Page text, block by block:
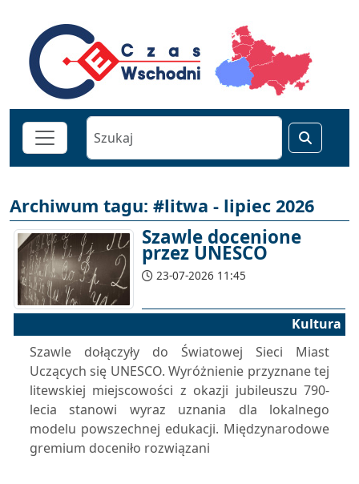
Archiwum tagu: #litwa - lipiec 2026
Szawle docenione
przez UNESCO
23-07-2026 11:45
Kultura
Szawle dołączyły do Światowej Sieci Miast
Uczących się UNESCO. Wyróżnienie przyznane tej
litewskiej miejscowości z okazji jubileuszu 790-
lecia stanowi wyraz uznania dla lokalnego
modelu powszechnej edukacji. Międzynarodowe
gremium doceniło rozwiązani